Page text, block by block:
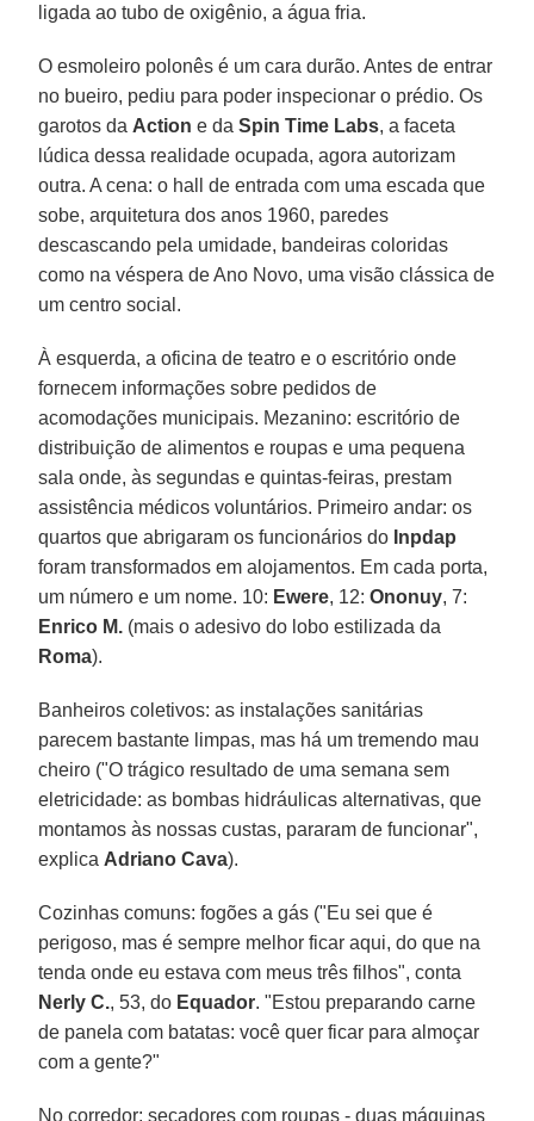
ligada ao tubo de oxigênio, a água fria.
O esmoleiro polonês é um cara durão. Antes de entrar
no bueiro, pediu para poder inspecionar o prédio. Os
garotos da Action e daSpin Time Labs, a faceta
lúdica dessa realidade ocupada, agora autorizam
outra. A cena: o hall de entrada com uma escada que
sobe, arquitetura dos anos 1960, paredes
descascando pela umidade, bandeiras coloridas
como na véspera de Ano Novo, uma visão clássica de
um centro social.
À esquerda, a oficina de teatro e o escritório onde
fornecem informações sobre pedidos de
acomodações municipais. Mezanino: escritório de
distribuição de alimentos e roupas e uma pequena
sala onde, às segundas e quintas-feiras, prestam
assistência médicos voluntários. Primeiro andar: os
quartos que abrigaram os funcionários do Inpdap
foram transformados em alojamentos. Em cada porta,
um número e um nome. 10: Ewere, 12:Ononuy, 7:
Enrico M. (mais o adesivo do lobo estilizada da
Roma).
Banheiros coletivos: as instalações sanitárias
parecem bastante limpas, mas há um tremendo mau
cheiro ("O trágico resultado de uma semana sem
eletricidade: as bombas hidráulicas alternativas, que
montamos às nossas custas, pararam de funcionar",
explica Adriano Cava).
Cozinhas comuns: fogões a gás ("Eu sei que é
perigoso, mas é sempre melhor ficar aqui, do que na
tenda onde eu estava com meus três filhos", conta
Nerly C., 53, do Equador. "Estou preparando carne
de panela com batatas: você quer ficar para almoçar
com a gente?"
No corredor: secadores com roupas - duas máquinas